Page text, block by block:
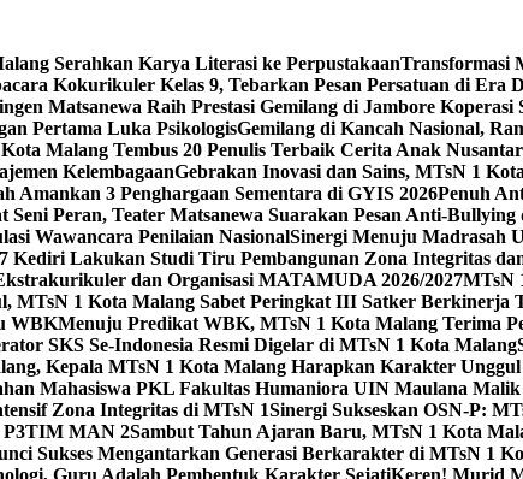
Serahkan Karya Literasi ke PerpustakaanTransformasi
Kokurikuler Kelas 9, Tebarkan Pesan Persatuan di Era
Matsanewa Raih Prestasi Gemilang di Jambore Koperasi
Pertama Luka PsikologisGemilang di Kancah Nasional,
Malang Tembus 20 Penulis Terbaik Cerita Anak
KelembagaanGebrakan Inovasi dan Sains, MTsN 1
Amankan 3 Penghargaan Sementara di GYIS 2026Penuh
Seni Peran, Teater Matsanewa Suarakan Pesan Anti-
Wawancara Penilaian NasionalSinergi Menuju Madrasah
Kediri Lakukan Studi Tiru Pembangunan Zona Integritas
dan Organisasi MATAMUDA 2026/2027MTsN
MTsN 1 Kota Malang Sabet Peringkat III Satker Berkinerja
WBKMenuju Predikat WBK, MTsN 1 Kota Malang Terima
SKS Se-Indonesia Resmi Digelar di MTsN 1 Kota Malang
Kepala MTsN 1 Kota Malang Harapkan Karakter
Mahasiswa PKL Fakultas Humaniora UIN Maulana
Zona Integritas di MTsN 1Sinergi Sukseskan OSN-P:
P3TIM MAN 2Sambut Tahun Ajaran Baru, MTsN 1 Kota
Sukses Mengantarkan Generasi Berkarakter di MTsN 1
Guru Adalah Pembentuk Karakter SejatiKeren! Murid